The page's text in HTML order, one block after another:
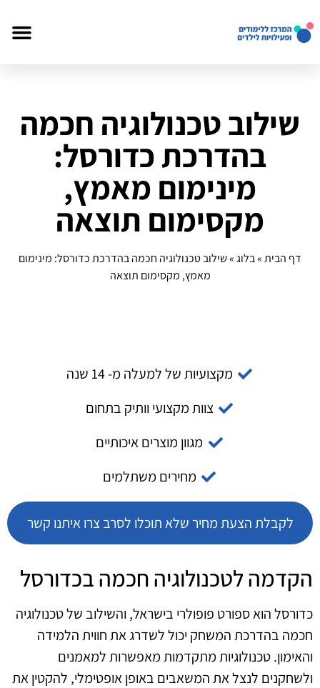
שילוב טכנולוגיה חכמה
בהדרכת כדורסל:
מינימום מאמץ,
מקסימום תוצאה
דף הבית»בלוג»שילוב טכנולוגיה חכמה בהדרכת כדורסל: מינימום
מאמץ, מקסימום תוצאה
מקצועיות של למעלה מ- 14 שנה
צוות מקצועי וותיק בתחום
מגוון מוצרים איכותיים
מחירים משתלמים
לקבלת הצעת מחיר שלא תוכלו לסרב צרו איתנו קשר
הקדמה לטכנולוגיה חכמה בכדורסל
כדורסל הוא ספורט פופולרי בישראל, והשילוב של טכנולוגיה
חכמה בהדרכת המשחק יכול לשדרג את חווית הלמידה
והאימון. טכנולוגיות מתקדמות מאפשרות למאמנים
ולשחקנים לנצל את המשאבים באופן אופטימלי, להקטין את